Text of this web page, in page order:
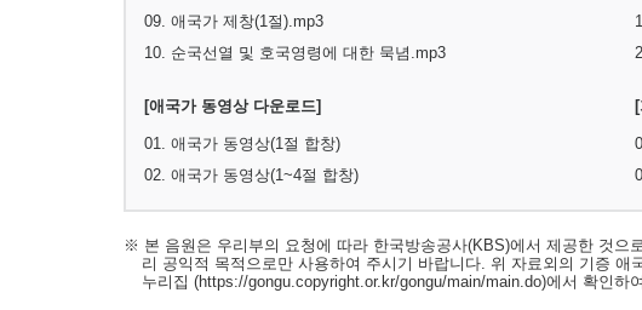
09. 애국가 제창(1절).mp3
10. 순국선열 및 호국영령에 대한 묵념.mp3
[애국가 동영상 다운로드]
01. 애국가 동영상(1절 합창)
02. 애국가 동영상(1~4절 합창)
※ 본 음원은 우리부의 요청에 따라 한국방송공사(KBS)에서 제공한 것으
리 공익적 목적으로만 사용하여 주시기 바랍니다. 위 자료외의 기증
누리집 (https://gongu.copyright.or.kr/gongu/main/main.do)에서 확인하